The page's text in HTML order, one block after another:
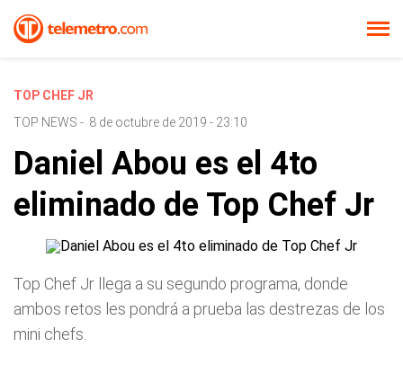
TOP CHEF JR
TOP NEWS - 8 de octubre de 2019 - 23:10
Daniel Abou es el 4to
eliminado de Top Chef Jr
Top Chef Jr llega a su segundo programa, donde
ambos retos les pondrá a prueba las destrezas de los
mini chefs.